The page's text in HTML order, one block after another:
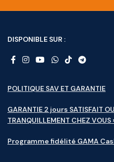
DISPONIBLE SUR :
POLITIQUE SAV ET GARANTIE
GARANTIE 2 jours SATISFAIT
TRANQUILLEMENT CHEZ VOUS
Programme fidélité GAMA